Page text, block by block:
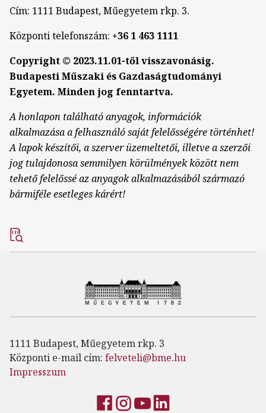
Cím: 1111 Budapest, Műegyetem rkp. 3.
Központi telefonszám: +36 1 463 1111
Copyright © 2023.11.01-től visszavonásig.
Budapesti Műszaki és Gazdaságtudományi
Egyetem. Minden jog fenntartva.
A honlapon található anyagok, információk
alkalmazása a felhasználó saját felelősségére történhet!
A lapok készítői, a szerver üzemeltetői, illetve a szerzői
jog tulajdonosa semmilyen körülmények között nem
tehető felelőssé az anyagok alkalmazásából származó
bármiféle esetleges kárért!
1111 Budapest, Műegyetem rkp. 3
Központi e-mail cím: felveteli@bme.hu
Impresszum